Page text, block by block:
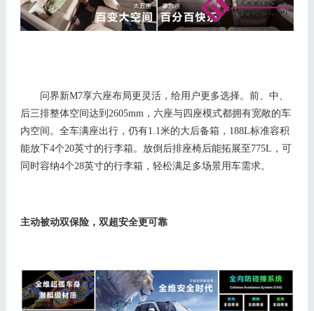
问界新M7享六座布局更灵活，给用户更多选择。 前、中、
后三排整体空间达到 2605mm，六座与四座模式都拥有宽敞的车
内空间。全车满座出行，仍有1.1米的大后备箱， 188L标准容积
能放下4个20英寸的行李箱。放倒后排座椅后能拓展至 775L， 可
同时容纳4个28英寸的行李箱， 轻松满足多场景用车需求。
主动被动双保险，双超安全更可靠